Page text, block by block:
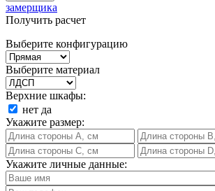
замерщика
Получить расчет
Выберите конфигурацию
Выберите материал
Верхние шкафы:
нет да
Укажите размер:
Укажите личные данные: